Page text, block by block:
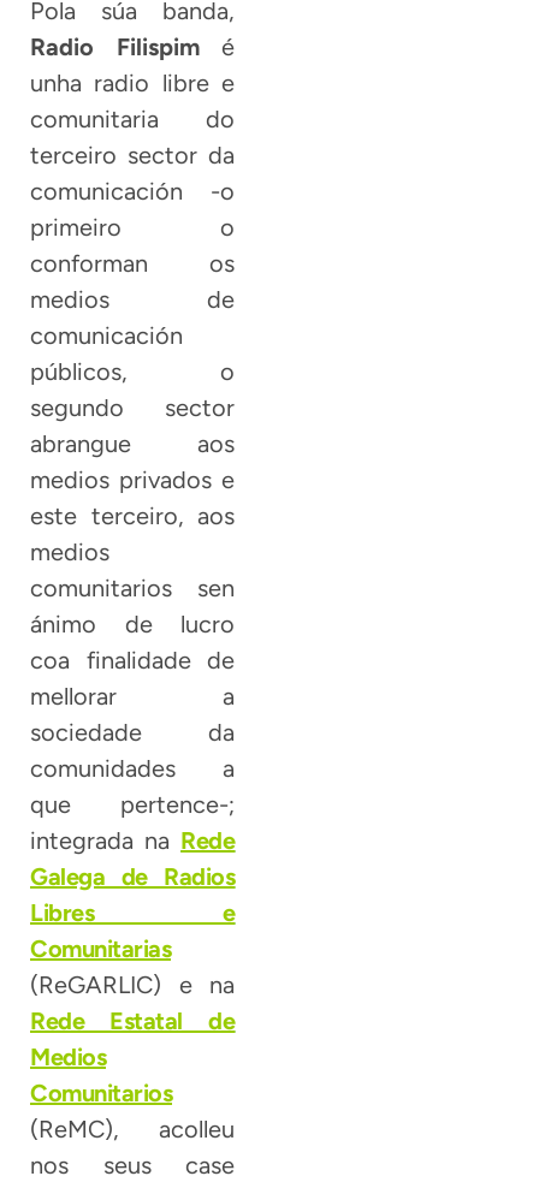
Pola súa banda,
Radio Filispimé
unha radio libre e
comunitaria do
terceiro sector da
comunicación -o
primeiro o
conforman os
medios de
comunicación
públicos, o
segundo sector
abrangue aos
medios privados e
este terceiro, aos
medios
comunitarios sen
ánimo de lucro
coa finalidade de
mellorar a
sociedade da
comunidades a
que pertence-;
integrada na Rede
Galega de Radios
Libres e
Comunitarias
(ReGARLIC) e na
Rede Estatal de
Medios
Comunitarios
(ReMC), acolleu
nos seus case